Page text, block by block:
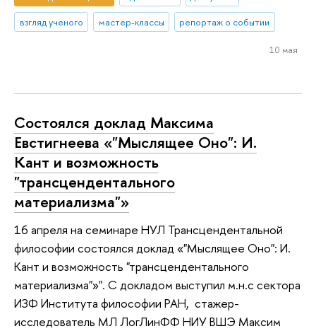
взгляд ученого
мастер-классы репортаж о событии
10 мая
Состоялся доклад Максима
Евстигнеева «"Мыслящее Оно": И.
Кант и возможность
"трансцендентального
материализма"»
16 апреля на семинаре НУЛ Трансцендентальной
философии состоялся доклад «"Мыслящее Оно": И.
Кант и возможность "трансцендентального
материализма"»". С докладом выступил м.н.с сектора
ИЗФ Института философии РАН, стажер-
исследователь МЛ ЛогЛинФФ НИУ ВШЭ Максим